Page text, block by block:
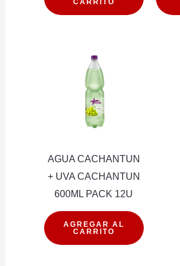
GAS
AGUA CACHANTUN
+ UVA CACHANTUN
600ML PACK 12U
CACHANTUN
AGREGAR AL
CARRITO